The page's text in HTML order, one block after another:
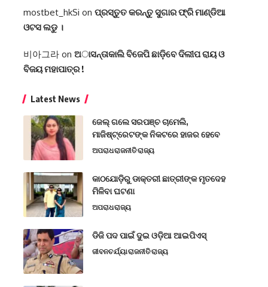
mostbet_hkSi on ପ୍ରସ୍ତୁତ କରନ୍ତୁ ସୁଗାର ଫ୍ରି ମାଣ୍ଡିଆ
ଓଟସ ଲଡୁ ।
비아그라 on ଅାସନ୍ତାକାଲି ବିଜେପି ଛାଡ଼ିବେ ଦିଲୀପ ରାୟ ଓ
ବିଜୟ ମହାପାତ୍ର !
Latest News
ଜେଲ୍ ଗଲେ ସରପଞ୍ଚ ଚାମେଲି,
ମାଜିଷ୍ଟ୍ରେଟଙ୍କ ନିକଟରେ ହାଜର ହେବେ
ଅପରାଧରାଜନୀତିରାଜ୍ୟ
କାଠଯୋଡ଼ିରୁ ଡାକ୍ତରୀ ଛାତ୍ରୀଙ୍କ ମୃତଦେହ
ମିଳିବା ଘଟଣା
ଅପରାଧରାଜ୍ୟ
ଡିଜି ପଦ ପାଇଁ ଦୁଇ ଓଡ଼ିଆ ଆଇପିଏସ୍
ଜୀବନଚର୍ଯ୍ୟାରାଜନୀତିରାଜ୍ୟ